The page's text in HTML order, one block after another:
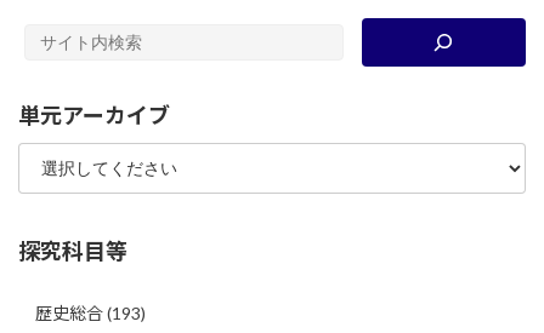
単元アーカイブ
探究科目等
歴史総合(193)